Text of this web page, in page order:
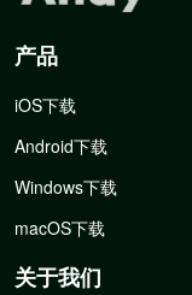
产品
iOS下载
Android下载
Windows下载
macOS下载
关于我们